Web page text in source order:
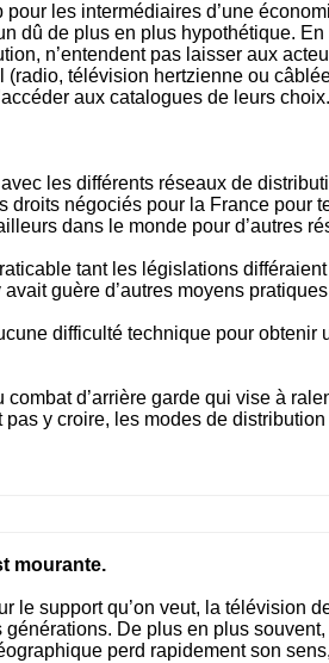
les intermédiaires d’une
dû de plus en plus hypothétique.
n’entendent pas laisser aux
télévision hertzienne ou
aux catalogues de leurs choix.
les différents réseaux de
négociés pour la France pour
dans le monde pour d’autres
tant les législations
guère d’autres moyens
difficulté technique pour
d’arrière garde qui vise à
y croire, les modes de
mourante.
support qu’on veut, la télévision
De plus en plus
perd rapidement son